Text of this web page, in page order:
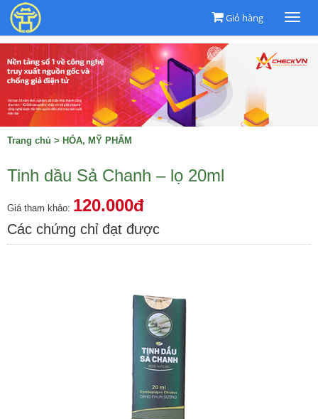
Giỏ hàng
Trang chủ > HÓA, MỸ PHẨM
Tinh dầu Sả Chanh – lọ 20ml
Giá tham khảo: 120.000đ
Các chứng chỉ đạt được